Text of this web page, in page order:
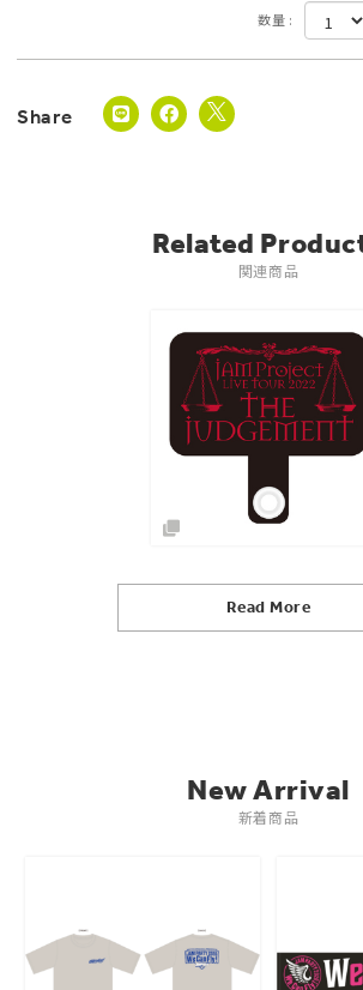
数量 :
Related
関連商品
Read More
New Arrival
新着商品